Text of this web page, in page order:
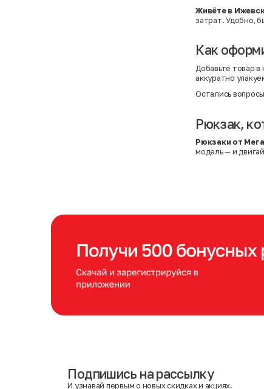
Живёте в
затрат. Удобно,
Как
Добавьте товар
аккуратно
Остались
Рюкзак,
Рюкзаки от
модель — и
Фамилия
Подпишись на рассылку
И узнавай первым о новых скидках и акциях.